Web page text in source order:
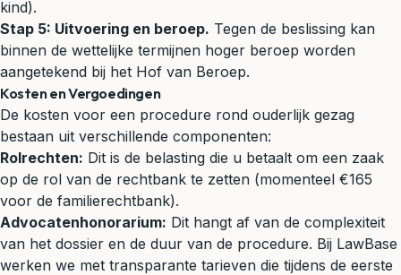
kind).
Stap 5: Uitvoering en beroep. Tegen de beslissing kan
binnen de wettelijke termijnen hoger beroep worden
aangetekend bij het Hof van Beroep.
Kosten en Vergoedingen
De kosten voor een procedure rond ouderlijk gezag
bestaan uit verschillende componenten:
Rolrechten: Dit is de belasting die u betaalt om een zaak
op de rol van de rechtbank te zetten (momenteel €165
voor de familierechtbank).
Advocatenhonorarium: Dit hangt af van de complexiteit
van het dossier en de duur van de procedure. Bij LawBase
werken we met transparante tarieven die tijdens de eerste